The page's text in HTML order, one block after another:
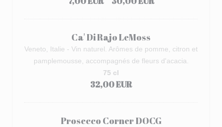
Ca' Di Rajo LeMoss
Veneto, Italie - Vin naturel. Arômes de pomme, citron et
pamplemousse, accompagnés de fleurs d'acacia.
32,00 EUR
75 cl
Prosecco Corner DOCG